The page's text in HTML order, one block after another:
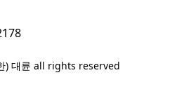
) 대륜 all rights reserved